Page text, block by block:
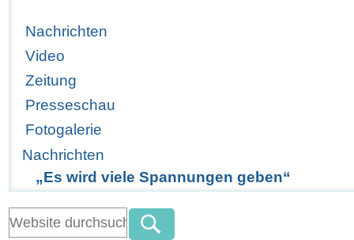
Nachrichten
Video
Zeitung
Presseschau
Fotogalerie
Nachrichten
„Es wird viele Spannungen geben“